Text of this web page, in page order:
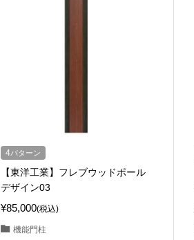
4パターン
【東洋工業】フレブウッドポール
デザイン03
¥85,000(税込)
機能門柱